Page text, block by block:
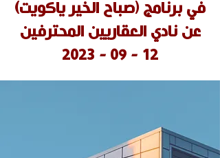
في برنامج (صباح الخير ياكويت)
عن نادي العقاريين المحترفين
12 - 09 - 2023